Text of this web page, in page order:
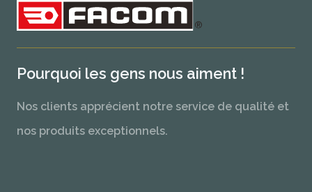
Pourquoi les gens nous aiment !
Nos clients apprécient notre service de qualité et
nos produits exceptionnels.